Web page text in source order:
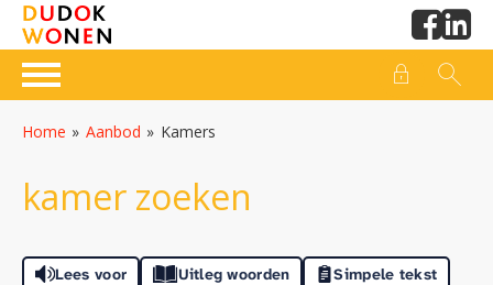
Naar de homepage
Ga naar Hoofd
Home Aanbod Kamers
kamer zoeken
Lees voor Uitleg woorden Simpele tekst